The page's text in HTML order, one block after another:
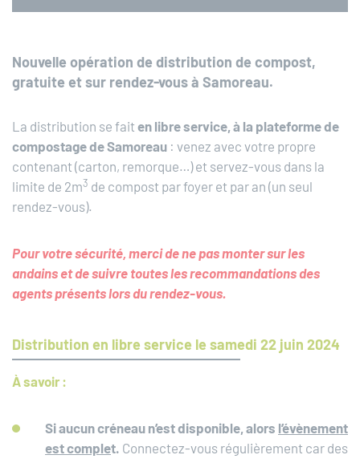
Nouvelle opération de distribution de compost,
gratuite et sur rendez-vous à Samoreau.
La distribution se fait en libre service, à la plateforme de
compostage de Samoreau : venez avec votre propre
contenant (carton, remorque…) et servez-vous dans la
limite de 2m3 de compost par foyer et par an (un seul
rendez-vous).
Pour votre sécurité, merci de ne pas monter sur les
andains et de suivre toutes les recommandations des
agents présents lors du rendez-vous.
Distribution en libre service le samedi 22 juin 2024
À savoir :
Si aucun créneau n’est disponible, alors l’évènement
est complet. Connectez-vous régulièrement car des